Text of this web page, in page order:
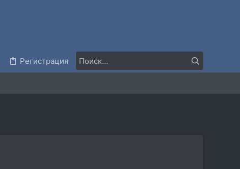
Регистрация